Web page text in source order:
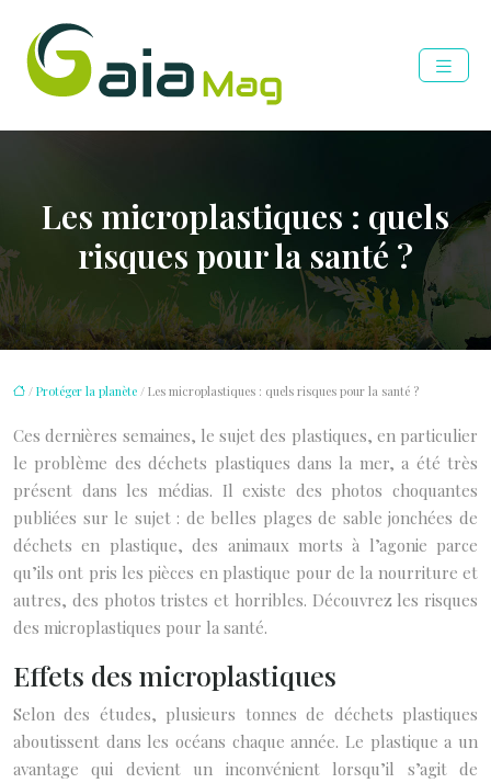
Les microplastiques : quels
risques pour la santé ?
/ Protéger la planète / Les microplastiques : quels risques pour la santé ?
Ces dernières semaines, le sujet des plastiques, en particulier
le problème des déchets plastiques dans la mer, a été très
présent dans les médias. Il existe des photos choquantes
publiées sur le sujet : de belles plages de sable jonchées de
déchets en plastique, des animaux morts à l’agonie parce
qu’ils ont pris les pièces en plastique pour de la nourriture et
autres, des photos tristes et horribles. Découvrez les risques
des microplastiques pour la santé.
Effets des microplastiques
Selon des études, plusieurs tonnes de déchets plastiques
aboutissent dans les océans chaque année. Le plastique a un
avantage qui devient un inconvénient lorsqu’il s’agit de